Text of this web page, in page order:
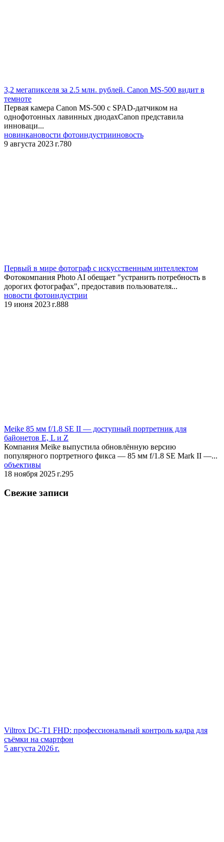
3,2 мегапикселя за 2.5 млн. рублей. Canon MS-500 видит в
темноте
Первая камера Canon MS-500 с SPAD-датчиком на
однофотонных лавинных диодахCanon представила
инноваци...
новинкановости фотоиндустрииновость
9 августа 2023 г.780
​Первый в мире фотограф с искусственным интеллектом
Фотокомпания Photo AI обещает "устранить потребность в
дорогих фотографах", предоставив пользователя...
новости фотоиндустрии
19 июня 2023 г.888
Meike 85 мм f/1.8 SE II — доступный портретник для
байонетов E, L и Z
Компания Meike выпустила обновлённую версию
популярного портретного фикса — 85 мм f/1.8 SE Mark II —...
объективы
18 ноября 2025 г.295
Свежие записи
Viltrox DC‑T1 FHD: профессиональный контроль кадра для
съёмки на смартфон
5 августа 2026 г.